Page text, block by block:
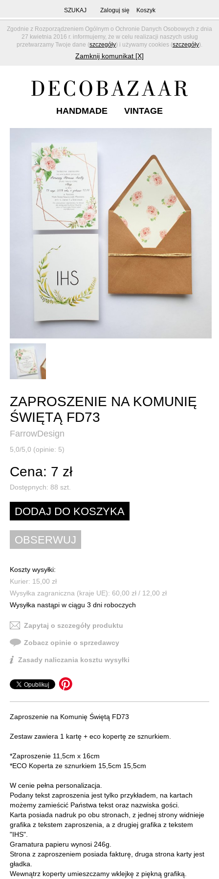
Zgodnie z Rozporządzeniem Ogólnym o Ochronie Danych Osobowych z dnia
27 kwietnia 2016 r. informujemy, że w celu realizacji naszych usług
przetwarzamy Twoje dane (szczegóły) i używamy cookies (szczegóły).
Zamknij komunikat [X]
SZUKAJ Zaloguj się Koszyk
HANDMADE VINTAGE
ZAPROSZENIE NA KOMUNIĘ
ŚWIĘTĄ FD73
FarrowDesign
5,0/5,0 (opinie: 5)
Cena: 7 zł
Dostępnych: 88 szt.
Koszty wysyłki:
Kurier: 15,00 zł
Wysyłka zagraniczna (kraje UE): 60,00 zł / 12,00 zł
Wysyłka nastąpi w ciągu 3 dni roboczych
Zapytaj o szczegóły produktu
Zobacz opinie o sprzedawcy
Zasady naliczania kosztu wysyłki
Zaproszenie na Komunię Świętą FD73
Zestaw zawiera 1 kartę + eco kopertę ze sznurkiem.
*Zaproszenie 11,5cm x 16cm
*ECO Koperta ze sznurkiem 15,5cm 15,5cm
W cenie pełna personalizacja.
Podany tekst zaproszenia jest tylko przykładem, na kartach
możemy zamieścić Państwa tekst oraz nazwiska gości.
Karta posiada nadruk po obu stronach, z jednej strony widnieje
grafika z tekstem zaproszenia, a z drugiej grafika z tekstem
"IHS".
Gramatura papieru wynosi 246g.
Strona z zaproszeniem posiada fakturę, druga strona karty jest
gładka.
Wewnątrz koperty umieszczamy wklejkę z piękną grafiką.